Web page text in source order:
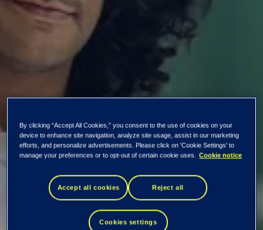
På evig jakt etter
digitale svindlere
Oppgaven til Defence Centre er å oppdage, stoppe og
forebygge digital økonomisk svindel.
By clicking “Accept All Cookies,” you consent to the use of cookies on your
device to enhance site navigation, analyze site usage, assist in our marketing
efforts, and personalize advertisements. Please click on 'Cookie Settings' to
manage your preferences or to opt-out of certain cookie uses. Cookie notice
Accept all cookies Reject all
Cookies settings